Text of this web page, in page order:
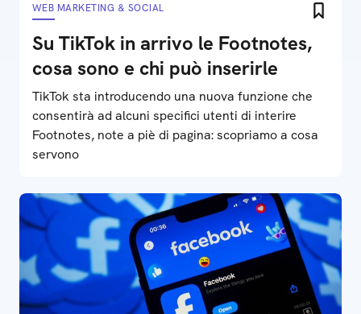
WEB MARKETING & SOCIAL
Su TikTok in arrivo le Footnotes,
cosa sono e chi può inserirle
TikTok sta introducendo una nuova funzione che
consentirà ad alcuni specifici utenti di interire
Footnotes, note a piè di pagina: scopriamo a cosa
servono